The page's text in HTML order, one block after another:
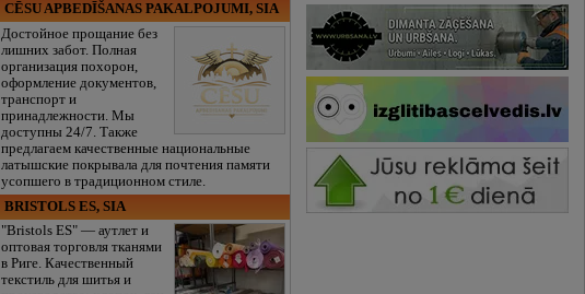
CĒSU APBEDĪŠANAS PAKALPOJUMI, SIA
Достойное прощание без
лишних забот. Полная
организация похорон,
оформление документов,
транспорт и
принадлежности. Мы
доступны 24/7. Также
предлагаем качественные национальные
латышские покрывала для почтения памяти
усопшего в традиционном стиле.
BRISTOLS ES, SIA
"Bristols ES" — аутлет и
оптовая торговля тканями
в Риге. Качественный
текстиль для шитья и